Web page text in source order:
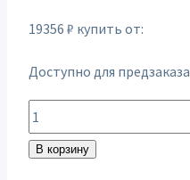
19356 ₽ купить от:
Доступно для предзаказа
Количество
товара
В корзину